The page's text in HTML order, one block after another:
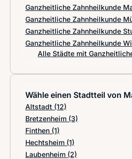
Ganzheitliche Zahnheilkunde
Ganzheitliche Zahnheilkunde
Ganzheitliche Zahnheilkunde
Ganzheitliche Zahnheilkunde
Alle Städte mit
Wähle einen Stadtteil von
Altstadt (12)
Bretzenheim (3)
Finthen (1)
Hechtsheim (1)
Laubenheim (2)